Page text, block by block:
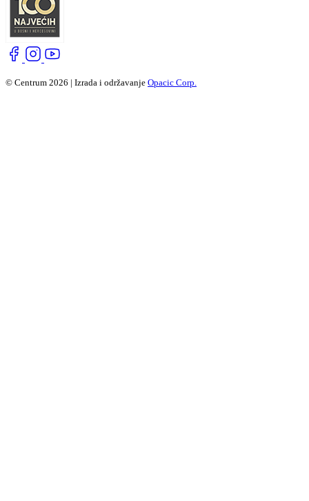
© Centrum 2026 | Izrada i održavanje Opacic Corp.